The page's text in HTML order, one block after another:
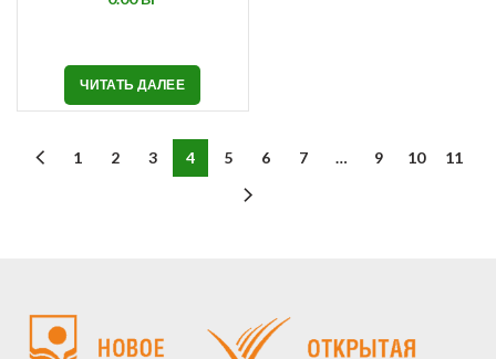
ЧИТАТЬ ДАЛЕЕ
1 2 3 4 5 6 7 … 9 10 11